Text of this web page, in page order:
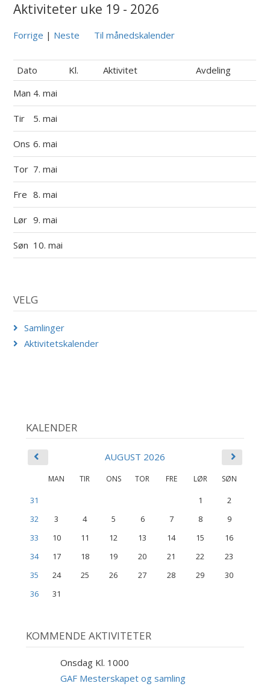
Aktiviteter uke 19 - 2026
Forrige | Neste Til månedskalender
Dato Kl. Aktivitet
Avdeling
Man 4. mai
Tir 5. mai
Ons 6. mai
Tor 7. mai
Fre 8. mai
Lør 9. mai
Søn 10. mai
VELG
Samlinger
Aktivitetskalender
KALENDER
AUGUST 2026
MAN TIR ONS TOR FRE LØR SØN
31 1
2
32
3 4 5 6 7 8
9
33
10 11 12 13 14 15
16
34
17 18 19 20 21 22
23
35
24 25 26 27 28 29
30
36
31
KOMMENDE AKTIVITETER
Onsdag Kl. 1000
GAF Mesterskapet og samling